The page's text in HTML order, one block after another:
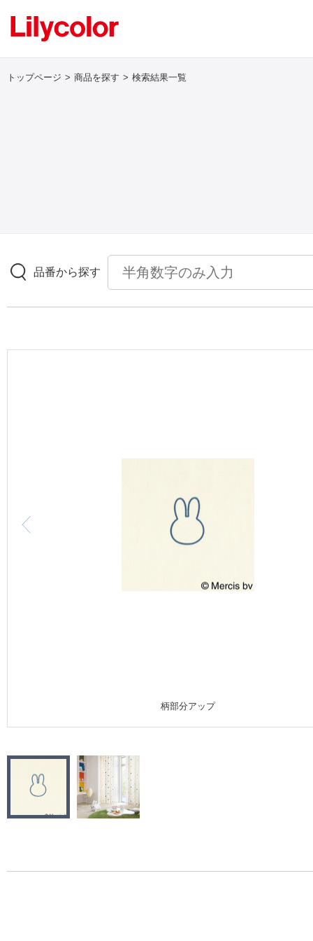
壁紙
カーテン
モデルハウス
新築戸建・マンション
#リリカラのある暮らし
トップページ 商品を探す 検索結果一覧
品番から探す
柄部分アップ